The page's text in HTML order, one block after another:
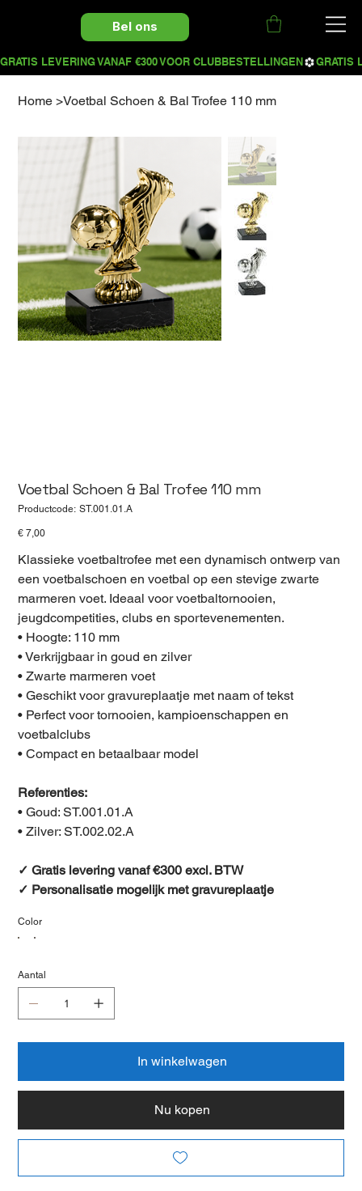
Bel ons
Home >Voetbal Schoen & Bal Trofee 110 mm
Voetbal Schoen & Bal Trofee 110 mm
Productcode: Productcode
ST.001.01.A
Prijs
€ 7,00
Klassieke voetbaltrofee met een dynamisch ontwerp van
een voetbalschoen en voetbal op een stevige zwarte
marmeren voet. Ideaal voor voetbaltornooien,
jeugdcompetities, clubs en sportevenementen.
• Hoogte: 110 mm
• Verkrijgbaar in goud en zilver
• Zwarte marmeren voet
• Geschikt voor gravureplaatje met naam of tekst
• Perfect voor tornooien, kampioenschappen en
voetbalclubs
• Compact en betaalbaar model
Referenties:
• Goud: ST.001.01.A
• Zilver: ST.002.02.A
✓ Gratis levering vanaf €300 excl. BTW
✓ Personalisatie mogelijk met gravureplaatje
Color
Aantal
In winkelwagen
Nu kopen